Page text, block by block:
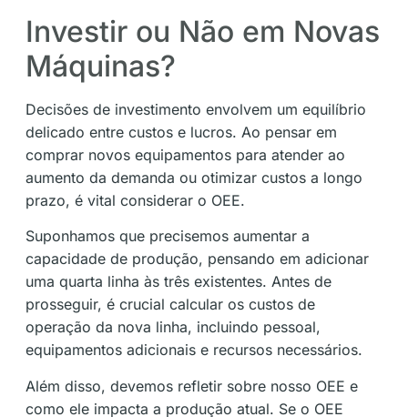
Investir ou Não em Novas
Máquinas?
Decisões de investimento envolvem um equilíbrio
delicado entre custos e lucros. Ao pensar em
comprar novos equipamentos para atender ao
aumento da demanda ou otimizar custos a longo
prazo, é vital considerar o OEE.
Suponhamos que precisemos aumentar a
capacidade de produção, pensando em adicionar
uma quarta linha às três existentes. Antes de
prosseguir, é crucial calcular os custos de
operação da nova linha, incluindo pessoal,
equipamentos adicionais e recursos necessários.
Além disso, devemos refletir sobre nosso OEE e
como ele impacta a produção atual. Se o OEE